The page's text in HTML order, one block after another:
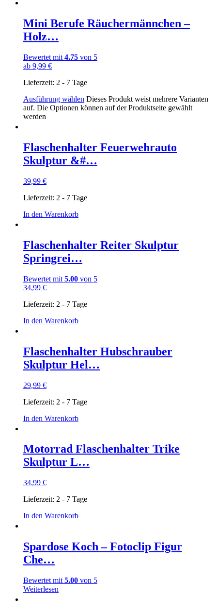
Mini Berufe Räuchermännchen –
Holz…
Bewertet mit 4.75 von 5
ab 9,99 €
Lieferzeit: 2 - 7 Tage
Ausführung wählen Dieses Produkt weist mehrere Varianten
auf. Die Optionen können auf der Produktseite gewählt
werden
Flaschenhalter Feuerwehrauto
Skulptur &#…
39,99 €
Lieferzeit: 2 - 7 Tage
In den Warenkorb
Flaschenhalter Reiter Skulptur
Springrei…
Bewertet mit 5.00 von 5
34,99 €
Lieferzeit: 2 - 7 Tage
In den Warenkorb
Flaschenhalter Hubschrauber
Skulptur Hel…
29,99 €
Lieferzeit: 2 - 7 Tage
In den Warenkorb
Motorrad Flaschenhalter Trike
Skulptur L…
34,99 €
Lieferzeit: 2 - 7 Tage
In den Warenkorb
Spardose Koch – Fotoclip Figur
Che…
Bewertet mit 5.00 von 5
Weiterlesen